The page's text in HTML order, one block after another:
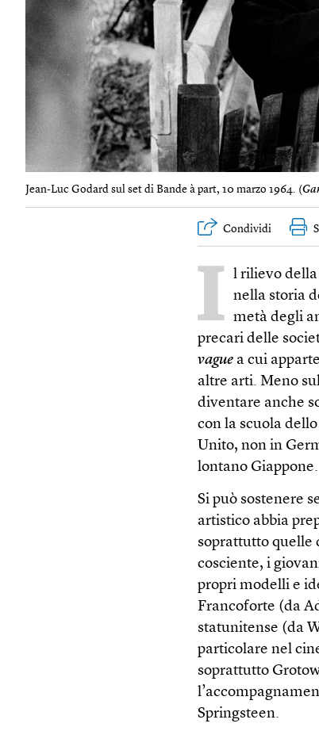
Jean-Luc Godard sul set di Bande à part, 10 marzo 1964. (
Condividi
I l rilievo della
nella storia
metà degli
precari delle
vague a cui
altre arti. Meno
diventare anche
con la scuola
Unito, non in
lontano Giappone.
Si può sostenere
artistico abbia
soprattutto quelle
cosciente, i
propri modelli e
Francoforte (da
statunitense (da
particolare nel
soprattutto
Springsteen.